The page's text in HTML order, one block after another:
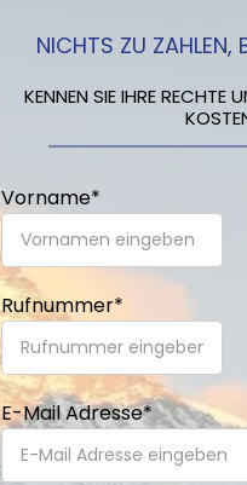
NICHTS ZU ZAHLEN,
KENNEN SIE IHRE RECHTE
Vorname*
Rufnummer*
E-Mail Adresse*